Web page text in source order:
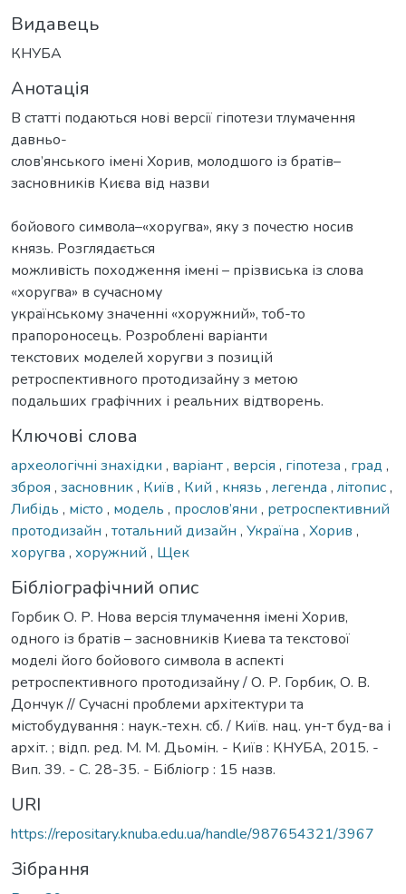
Видавець
КНУБА
Анотація
В статті подаються нові версії гіпотези тлумачення
давньо-
слов’янського імені Хорив, молодшого із братів–
засновників Києва від назви
бойового символа–«хоругва», яку з почестю носив
князь. Розглядається
можливість походження імені – прізвиська із слова
«хоругва» в сучасному
українському значенні «хоружний», тоб-то
прапороносець. Розроблені варіанти
текстових моделей хоругви з позицій
ретроспективного протодизайну з метою
подальших графічних і реальних відтворень.
Ключові слова
археологічні знахідки , варіант, версія , гіпотеза , град ,
зброя , засновник, Київ , Кий , князь , легенда , літопис,
Либідь , місто , модель , прослов’яни , ретроспективний
протодизайн , тотальний дизайн , Україна , Хорив ,
хоругва , хоружний , Щек
Бібліографічний опис
Горбик О. Р. Нова версія тлумачення імені Хорив,
одного із братів – засновників Киева та текстової
моделі його бойового символа в аспекті
ретроспективного протодизайну / О. Р. Горбик, О. В.
Дончук // Сучасні проблеми архітектури та
містобудування : наук.-техн. сб. / Київ. нац. ун-т буд-ва і
архіт. ; відп. ред. М. М. Дьомін. - Київ : КНУБА, 2015. -
Вип. 39. - С. 28-35. - Бібліогр : 15 назв.
URI
https://repositary.knuba.edu.ua/handle/987654321/3967
Зібрання